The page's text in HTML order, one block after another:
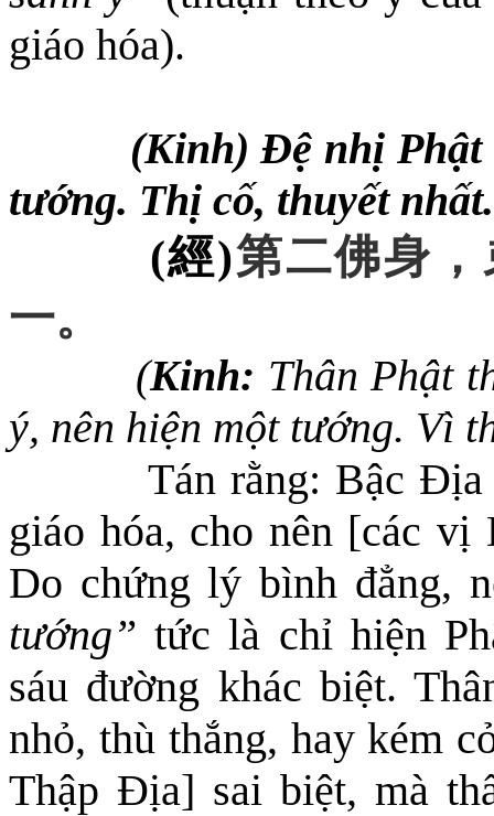
giáo hóa).
(Kinh) Đệ nhị Phật
tướng. Thị cố, thuyết nhất.
(經)第二佛身 ，
一。
(Kinh: Thân Phật
ý, nên hiện một tướng. Vì
Tán rằng: Bậc
giáo hóa, cho nên [các
Do chứng lý bình đẳng,
tướng” tức là chỉ hiện
sáu đường khác biệt.
nhỏ, thù thắng, hay kém
Thập Địa] sai biệt, mà